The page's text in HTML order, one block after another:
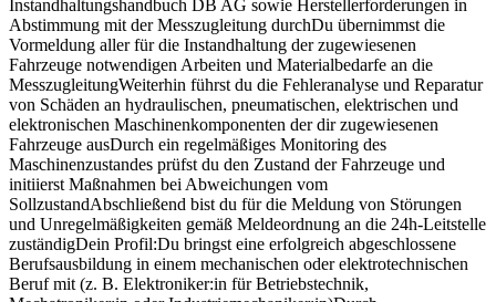
Instandhaltungshandbuch DB AG sowie Herstellerforderungen in
Abstimmung mit der Messzugleitung durchDu übernimmst die
Vormeldung aller für die Instandhaltung der zugewiesenen
Fahrzeuge notwendigen Arbeiten und Materialbedarfe an die
MesszugleitungWeiterhin führst du die Fehleranalyse und Reparatur
von Schäden an hydraulischen, pneumatischen, elektrischen und
elektronischen Maschinenkomponenten der dir zugewiesenen
Fahrzeuge ausDurch ein regelmäßiges Monitoring des
Maschinenzustandes prüfst du den Zustand der Fahrzeuge und
initiierst Maßnahmen bei Abweichungen vom
SollzustandAbschließend bist du für die Meldung von Störungen
und Unregelmäßigkeiten gemäß Meldeordnung an die 24h-Leitstelle
zuständigDein Profil:Du bringst eine erfolgreich abgeschlossene
Berufsausbildung in einem mechanischen oder elektrotechnischen
Beruf mit (z. B. Elektroniker:in für Betriebstechnik,